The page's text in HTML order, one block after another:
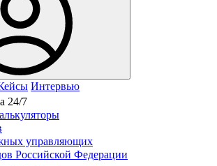
Интервью
24/7
управляющих
Российской Федерации